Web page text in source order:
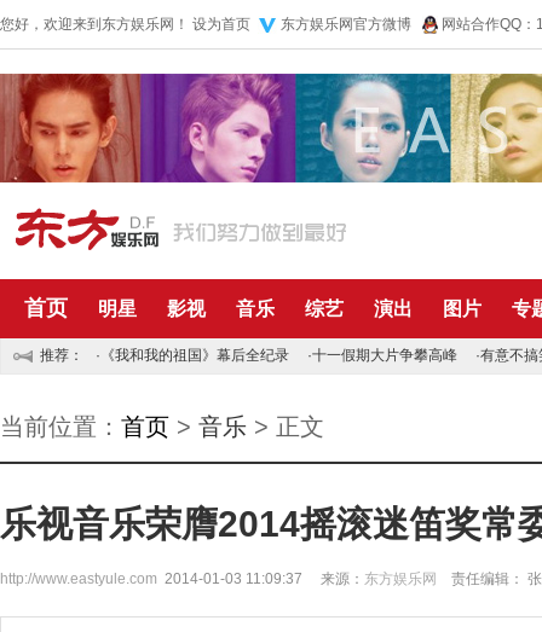
您好，欢迎来到东方娱乐网！ 设为首页 东方娱乐网官方微博 网站合作QQ
首页 明星 影视 音乐 综艺 演出 图片 专
推荐： · 《我和我的祖国》幕后全纪录 ·十一假期大片争攀高峰 ·有意不搞
当前位置： 首页 > 音乐 > 正文
乐视音乐荣膺2014摇滚迷笛奖常
http://www.eastyule.com 2014-01-03 11:09:37 来源： 东方娱乐网 责任编辑：